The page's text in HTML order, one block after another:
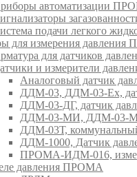
автоматизации
подачи легкого
для измерения
для датчиков
и измерители
Аналоговый датчик
ДДМ-03, ДДМ-03-Ех,
ДДМ-03-ДГ, датчик
ДДМ-03-МИ, ДДМ-03-МИ-
ДДМ-03Т,
ДДМ-1000, Датчик
ПРОМА-ИДМ-016,
давления ПРОМА